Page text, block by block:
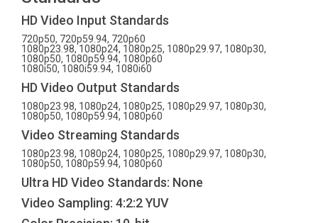
HD Video Input Standards
720p50, 720p59.94, 720p60
1080p23.98, 1080p24, 1080p25, 1080p29.97, 1080p30,
1080p50, 1080p59.94, 1080p60
1080i50, 1080i59.94, 1080i60
HD Video Output Standards
1080p23.98, 1080p24, 1080p25, 1080p29.97, 1080p30,
1080p50, 1080p59.94, 1080p60
Video Streaming Standards
1080p23.98, 1080p24, 1080p25, 1080p29.97, 1080p30,
1080p50, 1080p59.94, 1080p60
Ultra HD Video Standards: None
Video Sampling: 4:2:2 YUV